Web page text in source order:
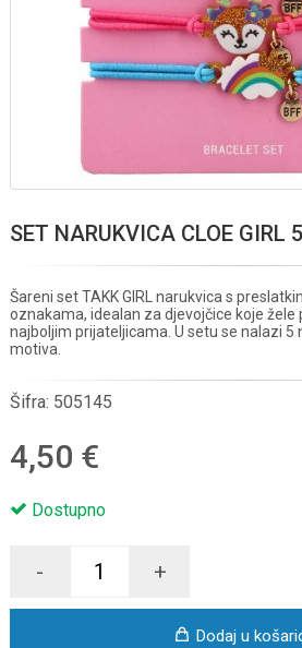
SET NARUKVICA CLOE GIRL
Šareni set TAKK GIRL narukvica s
oznakama, idealan za djevojčice koje žele
najboljim prijateljicama. U setu se nalazi 5
motiva.
Šifra: 505145
4,50 €
Dostupno
- +
Dodaj u